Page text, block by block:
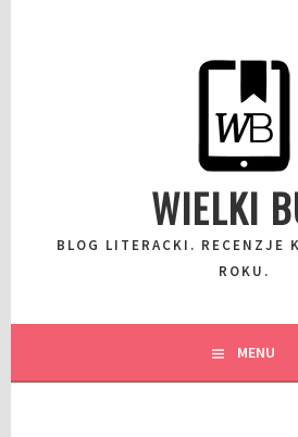
WIELKI
BLOG LITERACKI. RECENZJE
ROKU.
MENU